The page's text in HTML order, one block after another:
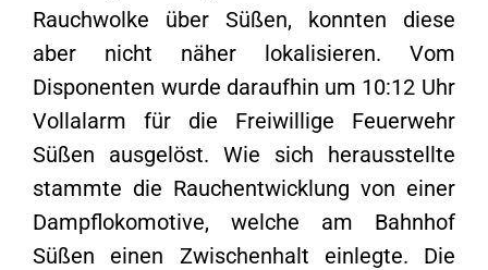
Rauchwolke über Süßen, konnten diese
aber nicht näher lokalisieren. Vom
Disponenten wurde daraufhin um 10:12 Uhr
Vollalarm für die Freiwillige Feuerwehr
Süßen ausgelöst. Wie sich herausstellte
stammte die Rauchentwicklung von einer
Dampflokomotive, welche am Bahnhof
Süßen einen Zwischenhalt einlegte. Die